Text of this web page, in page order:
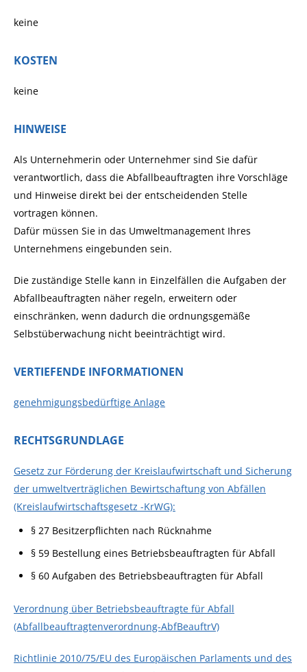
keine
KOSTEN
keine
HINWEISE
Als Unternehmerin oder Unternehmer sind Sie dafür
verantwortlich, dass die Abfallbeauftragten ihre Vorschläge
und Hinweise direkt bei der entscheidenden Stelle
vortragen können.
Dafür müssen Sie in das Umweltmanagement Ihres
Unternehmens eingebunden sein.
Die zuständige Stelle kann in Einzelfällen die Aufgaben der
Abfallbeauftragten näher regeln, erweitern oder
einschränken, wenn dadurch die ordnungsgemäße
Selbstüberwachung nicht beeinträchtigt wird.
VERTIEFENDE INFORMATIONEN
genehmigungsbedürftige Anlage
RECHTSGRUNDLAGE
Gesetz zur Förderung der Kreislaufwirtschaft und Sicherung
der umweltverträglichen Bewirtschaftung von Abfällen
(Kreislaufwirtschaftsgesetz -KrWG):
§ 27 Besitzerpflichten nach Rücknahme
§ 59 Bestellung eines Betriebsbeauftragten für Abfall
§ 60 Aufgaben des Betriebsbeauftragten für Abfall
Verordnung über Betriebsbeauftragte für Abfall
(Abfallbeauftragtenverordnung-AbfBeauftrV)
Richtlinie 2010/75/EU des Europäischen Parlaments und des